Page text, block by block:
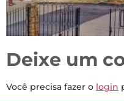
Deixe um
Você precisa fazer o login